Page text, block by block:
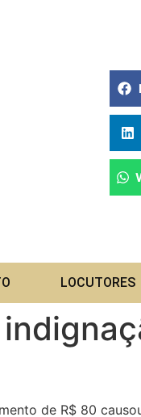
LOCUTORES
de R$ 80